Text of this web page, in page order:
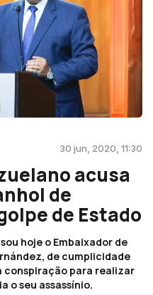
30 jun, 2020, 11:30
acusa
de
de Estado
hoje o Embaixador de
de cumplicidade
conspiração para realizar
o seu assassínio.